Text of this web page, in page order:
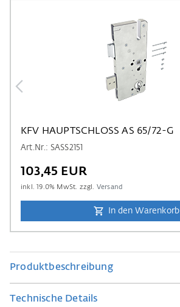
KFV HAUPTSCHLOSS AS 65/72-G
Art.Nr.: SASS2151
103,45 EUR
inkl.19.0% MwSt. zzgl. Versand
In den Warenkorb
Produktbeschreibung
Technische Details